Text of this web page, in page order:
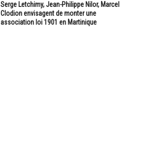
Serge Letchimy, Jean-Philippe Nilor, Marcel
Clodion envisagent de monter une
association loi 1901 en Martinique